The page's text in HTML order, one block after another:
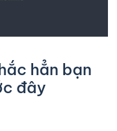
hẳn bạn
đây